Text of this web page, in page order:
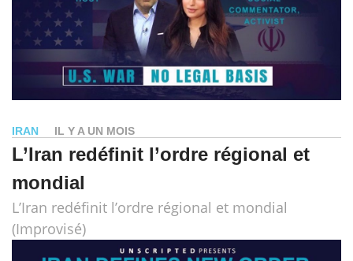
IRAN IL Y A UN MOIS
L’Iran redéfinit l’ordre régional et
mondial
L’Iran redéfinit l’ordre régional et mondial
(Improvisé)